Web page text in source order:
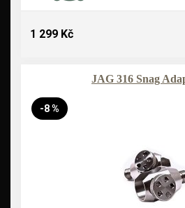
1 299 Kč
JAG 316 Snag
-8 %